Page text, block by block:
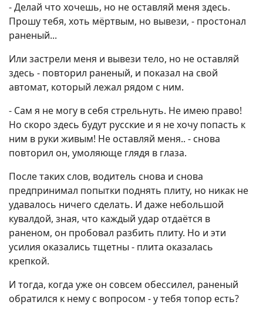
- Делай что хочешь, но не оставляй меня здесь.
Прошу тебя, хоть мёртвым, но вывези, - простонал
раненый...
Или застрели меня и вывези тело, но не оставляй
здесь - повторил раненый, и показал на свой
автомат, который лежал рядом с ним.
- Сам я не могу в себя стрельнуть. Не имею право!
Но скоро здесь будут русские и я не хочу попасть к
ним в руки живым! Не оставляй меня.. - снова
повторил он, умоляюще глядя в глаза.
После таких слов, водитель снова и снова
предпринимал попытки поднять плиту, но никак не
удавалось ничего сделать. И даже небольшой
кувалдой, зная, что каждый удар отдаётся в
раненом, он пробовал разбить плиту. Но и эти
усилия оказались тщетны - плита оказалась
крепкой.
И тогда, когда уже он совсем обессилел, раненый
обратился к нему с вопросом - у тебя топор есть?